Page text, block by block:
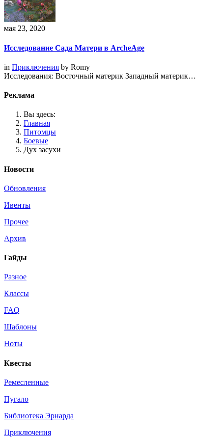
мая 23, 2020
Исследование Сада Матери в ArcheAge
in Приключения by Romy
Исследования: Восточный материк Западный материк…
Реклама
Вы здесь:
Главная
Питомцы
Боевые
Дух засухи
Новости
Обновления
Ивенты
Прочее
Архив
Гайды
Разное
Классы
FAQ
Шаблоны
Ноты
Квесты
Ремесленные
Пугало
Библиотека Эрнарда
Приключения